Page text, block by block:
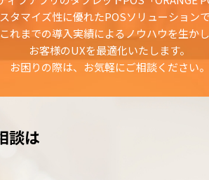
タマイズ性に優れたPOSソリューションで
これまでの導入実績によるノウハウを生かし
お客様のUXを最適化いたします。
お困りの際は、お気軽にご相談ください。
談は